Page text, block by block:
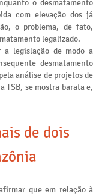
o desmatamento
com elevação dos já
o problema, de fato,
legalizado.
a legislação de modo a
desmatamento
análise de projetos de
TSB, se mostra barata e,
de dois
que em relação à